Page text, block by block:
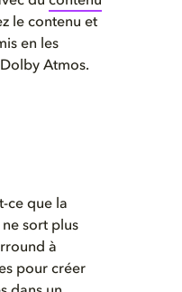
le contenu et
en les
Atmos.
ce que la
sort plus
à
pour créer